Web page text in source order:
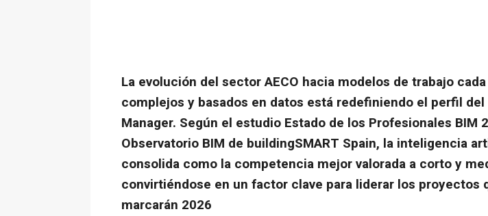
La evolución del sector AECO hacia modelos de trabajo
complejos y basados en datos está redefiniendo el perfil del
Manager. Según el estudio Estado de los Profesionales BIM
Observatorio BIM de buildingSMART Spain, la inteligencia
consolida como la competencia mejor valorada a corto y
convirtiéndose en un factor clave para liderar los proyectos
marcarán 2026